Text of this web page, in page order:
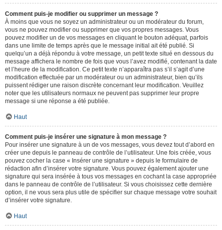
Comment puis-je modifier ou supprimer un message ?
À moins que vous ne soyez un administrateur ou un modérateur du forum,
vous ne pouvez modifier ou supprimer que vos propres messages. Vous
pouvez modifier un de vos messages en cliquant le bouton adéquat, parfois
dans une limite de temps après que le message initial ait été publié. Si
quelqu’un a déjà répondu à votre message, un petit texte situé en dessous du
message affichera le nombre de fois que vous l’avez modifié, contenant la date
et l’heure de la modification. Ce petit texte n’apparaîtra pas s’il s’agit d’une
modification effectuée par un modérateur ou un administrateur, bien qu’ils
puissent rédiger une raison discrète concernant leur modification. Veuillez
noter que les utilisateurs normaux ne peuvent pas supprimer leur propre
message si une réponse a été publiée.
Haut
Comment puis-je insérer une signature à mon message ?
Pour insérer une signature à un de vos messages, vous devez tout d’abord en
créer une depuis le panneau de contrôle de l’utilisateur. Une fois créée, vous
pouvez cocher la case « Insérer une signature » depuis le formulaire de
rédaction afin d’insérer votre signature. Vous pouvez également ajouter une
signature qui sera insérée à tous vos messages en cochant la case appropriée
dans le panneau de contrôle de l’utilisateur. Si vous choisissez cette dernière
option, il ne vous sera plus utile de spécifier sur chaque message votre souhait
d’insérer votre signature.
Haut